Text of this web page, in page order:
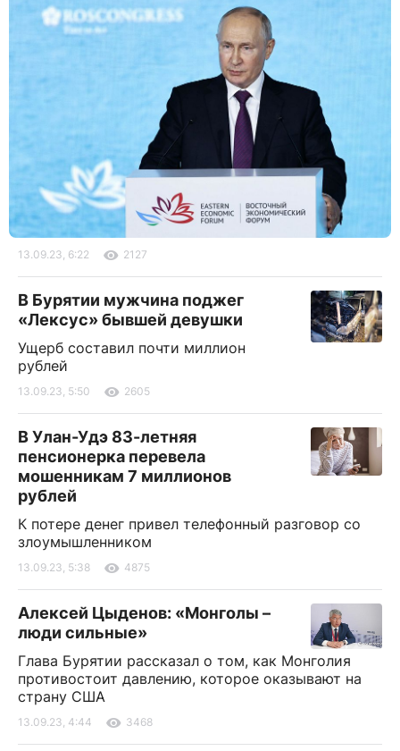
13.09.23, 6:22 2127
В Бурятии мужчина поджег
«Лексус» бывшей девушки
Ущерб составил почти миллион
рублей
13.09.23, 5:50 2605
В Улан-Удэ 83-летняя
пенсионерка перевела
мошенникам 7 миллионов
рублей
К потере денег привел телефонный разговор со
злоумышленником
13.09.23, 5:38 4875
Алексей Цыденов: «Монголы –
люди сильные»
Глава Бурятии рассказал о том, как Монголия
противостоит давлению, которое оказывают на
страну США
13.09.23, 4:44 3468